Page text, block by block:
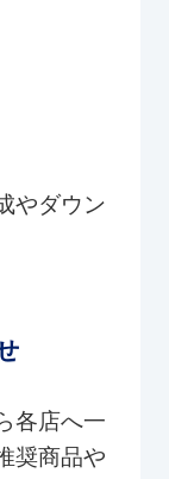
やダウン
各店へ一
奨商品や